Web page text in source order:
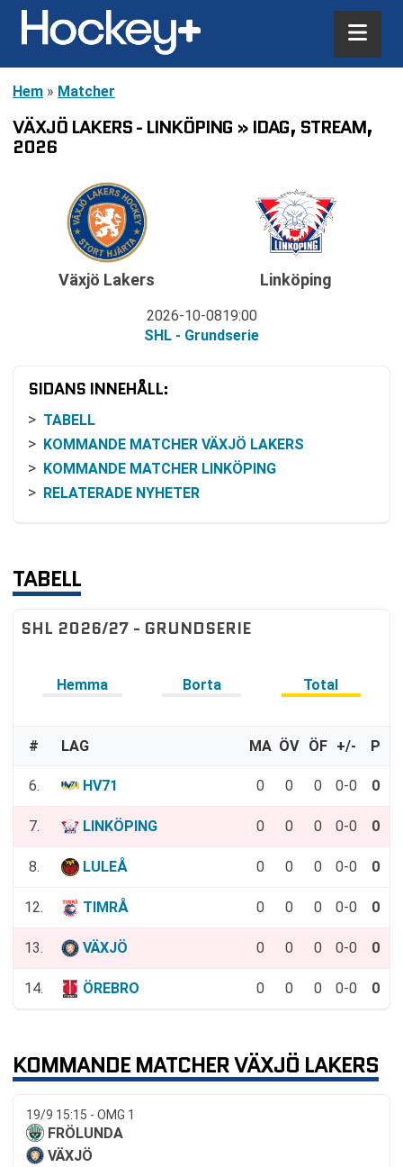
Hem » Matcher
VÄXJÖ LAKERS - LINKÖPING » IDAG, STREAM,
2026
Växjö Lakers
2026-10-0819:00
SHL - Grundserie
Linköping
SIDANS INNEHÅLL:
TABELL
KOMMANDE MATCHER VÄXJÖ LAKERS
KOMMANDE MATCHER LINKÖPING
RELATERADE NYHETER
TABELL
SHL 2026/27 - GRUNDSERIE
Hemma Borta Total
# LAG MA ÖV ÖF +/- P
6. HV71 0 0 0 0-0 0
7. LINKÖPING 0 0 0 0-0 0
8. LULEÅ 0 0 0 0-0 0
12. TIMRÅ 0 0 0 0-0 0
13. VÄXJÖ 0 0 0 0-0 0
14. ÖREBRO 0 0 0 0-0 0
KOMMANDE MATCHER VÄXJÖ LAKERS
19/9 15:15 - OMG 1
FRÖLUNDA
VÄXJÖ